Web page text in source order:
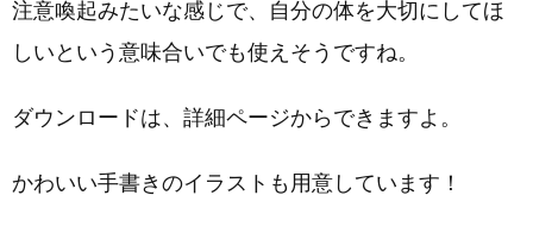
注意喚起みたいな感じで、自分の体を大切にしてほ
しいという意味合いでも使えそうですね。
ダウンロードは、詳細ページからできますよ。
かわいい手書きのイラストも用意しています！